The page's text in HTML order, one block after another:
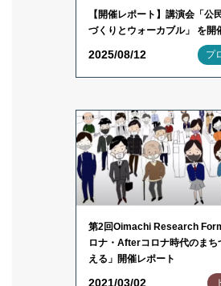
【開催レポート】講演会「公
づくりとウォーカブル」 を開
2025/08/12 プ
第2回Oimachi Research
ロナ・Afterコロナ時代のまち
える」開催レポート
2021/03/02